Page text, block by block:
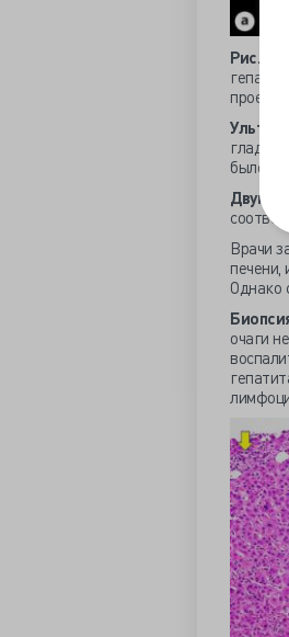
Рис. 1.
было
Врачи
печени,
Однако
очаги